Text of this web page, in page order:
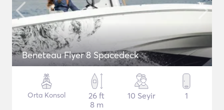
Beneteau Flyer 8 Spacedeck
Orta Konsol
26 ft
8 m
10 Seyir 1